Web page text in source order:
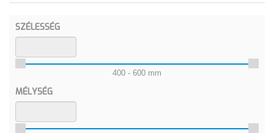
SZÉLESSÉG
400 - 600 mm
MÉLYSÉG